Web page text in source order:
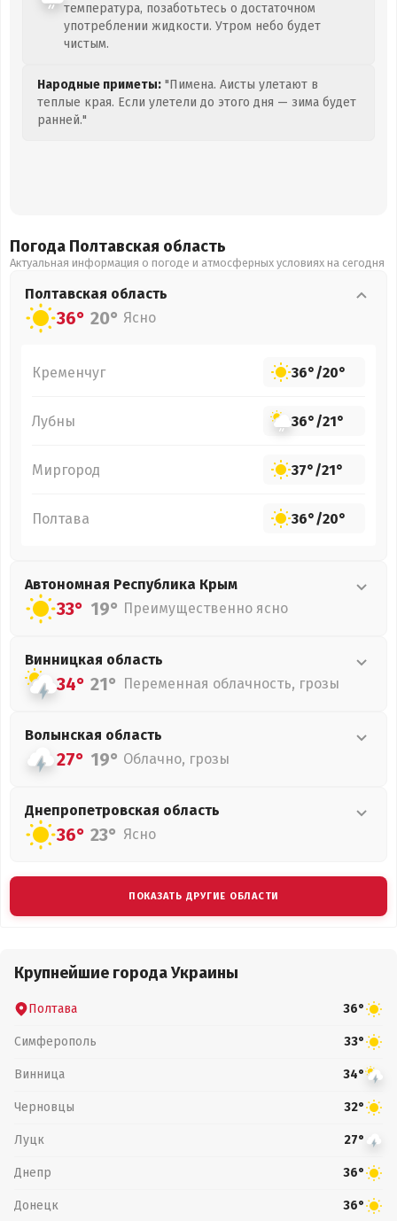
температура, позаботьтесь о достаточном
употреблении жидкости. Утром небо будет
чистым.
Народные приметы: "Пимена. Аисты улетают в
теплые края. Если улетели до этого дня — зима будет
ранней."
Погода Полтавская область
Актуальная информация о погоде и атмосферных условиях на сегодня
Полтавская область
36° 20° Ясно
Кременчуг 36°/20°
Лубны 36°/21°
Миргород 37°/21°
Полтава 36°/20°
Автономная Республика Крым
33° 19° Преимущественно ясно
Винницкая область
34° 21° Переменная облачность, грозы
Волынская область
27° 19° Облачно, грозы
Днепропетровская область
36° 23° Ясно
ПОКАЗАТЬ ДРУГИЕ ОБЛАСТИ
Крупнейшие города Украины
Полтава 36°
Симферополь 33°
Винница 34°
Черновцы 32°
Луцк 27°
Днепр 36°
Донецк 36°